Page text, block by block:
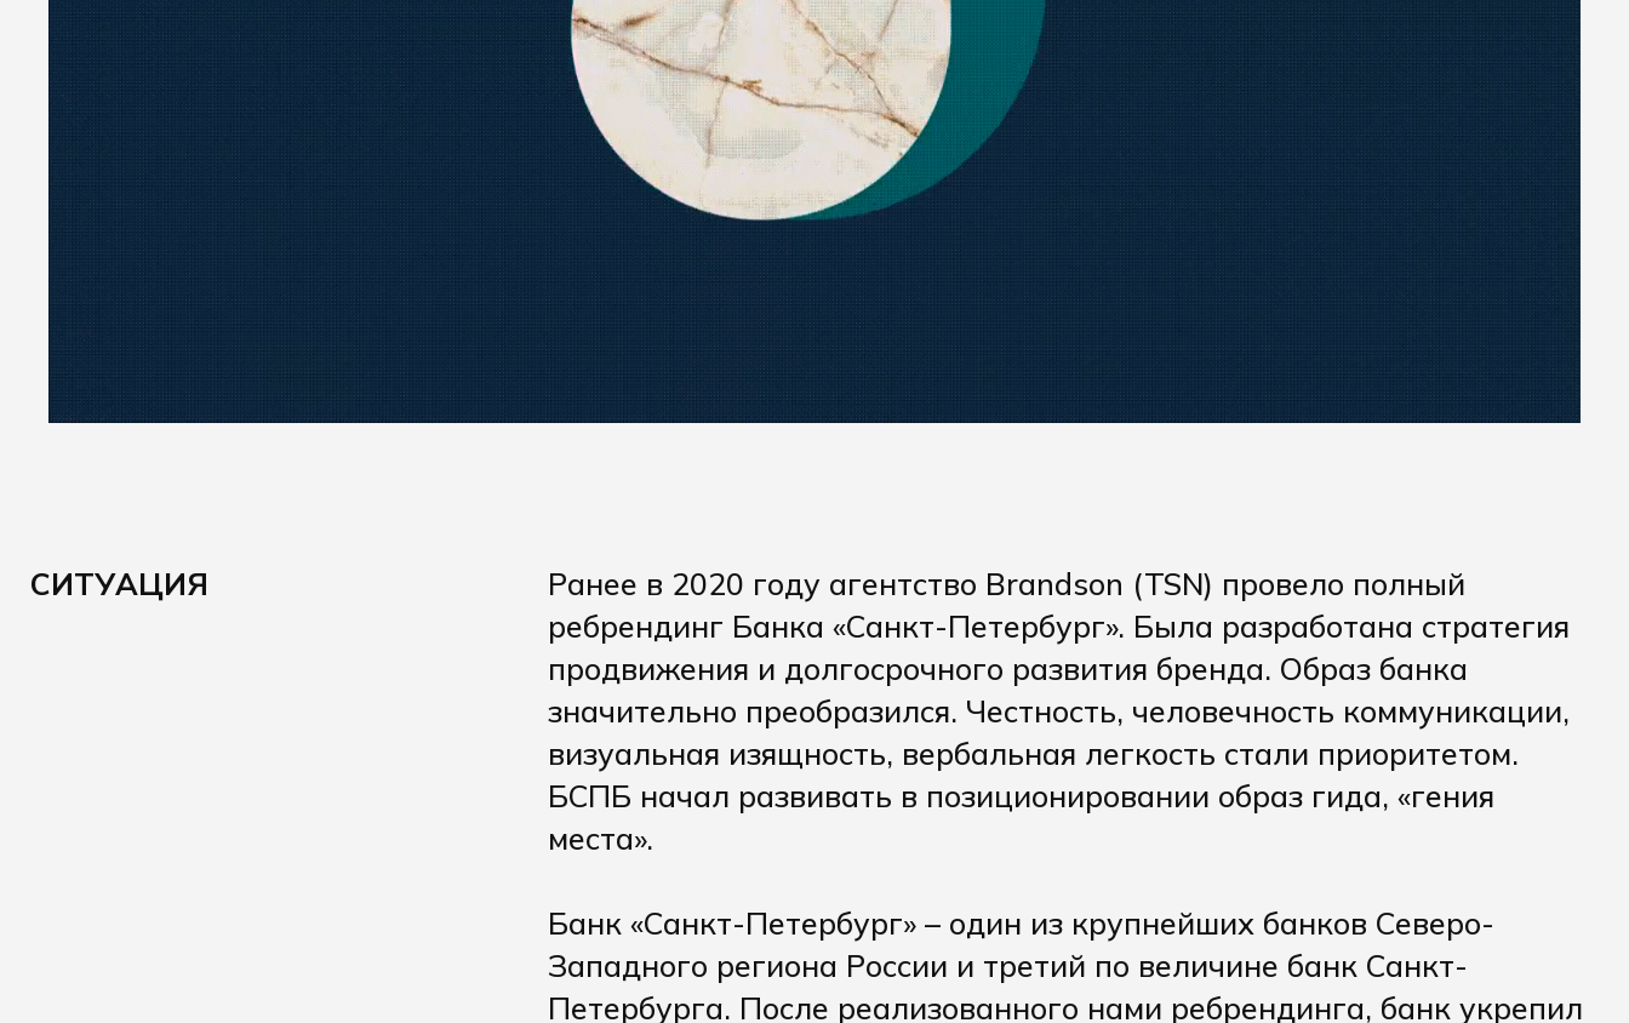
СИТУАЦИЯ
Ранее в 2020 году агентство Brandson (TSN) провело полный
ребрендинг Банка «Санкт-Петербург». Была разработана стратегия
продвижения и долгосрочного развития бренда. Образ банка
значительно преобразился. Честность, человечность коммуникации,
визуальная изящность, вербальная легкость стали приоритетом.
БСПБ начал развивать в позиционировании образ гида, «гения
места».
Банк «Санкт-Петербург» – один из крупнейших банков Северо-
Западного региона России и третий по величине банк Санкт-
Петербурга. После реализованного нами ребрендинга, банк укрепил